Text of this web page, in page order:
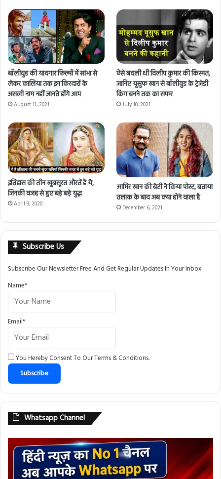
बॉलीवुड की यादगार फिल्मों में सांभा से
लेकर कालिया तक इन किरदारों के
असली नाम नहीं जानते होंगे आप
August 11, 2021
ऐसे बदली थी दिलीप कुमार की किस्मत,
जानिए यूसुफ खान से बॉलीवुड के ट्रेजेडी
किंग बनने तक का सफर
July 10, 2021
इतिहास की तीन खूबसूरत औरतें है ये,
जिनकी वजह से हुए बड़े बड़े युद्ध
April 9, 2020
आमिर खान की बेटी ने किया पोस्ट, बताया
तलाक के बाद अब क्या होने वाला है
December 6, 2021
Subscribe Us
Subscribe Our Newsletter Free And Get Regular Updates In Your Inbox.
Name*
Email*
You Hereby Consent To OurTerms & Conditions.
Whatsapp Channel